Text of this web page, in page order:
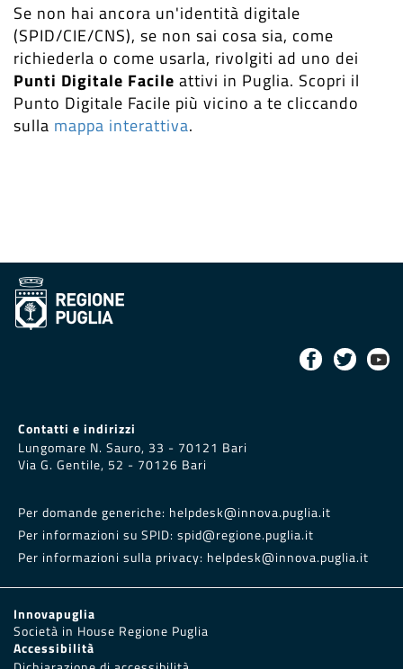
Se non hai ancora un'identità digitale
(SPID/CIE/CNS), se non sai cosa sia, come
richiederla o come usarla, rivolgiti ad uno dei
Punti Digitale Facile attivi in Puglia. Scopri il
Punto Digitale Facile più vicino a te cliccando
sulla mappa interattiva.
Contatti e indirizzi
Lungomare N. Sauro, 33 - 70121 Bari
Via G. Gentile, 52 - 70126 Bari
Per domande generiche: helpdesk@innova.puglia.it
Per informazioni su SPID: spid@regione.puglia.it
Per informazioni sulla privacy: helpdesk@innova.puglia.it
Innovapuglia
Società in House Regione Puglia
Accessibilità